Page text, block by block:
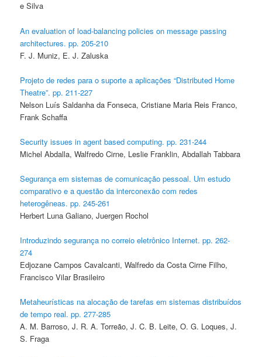
e Silva
An evaluation of load-balancing policies on message passing
architectures. pp. 205-210
F. J. Muniz, E. J. Zaluska
Projeto de redes para o suporte a aplicações “Distributed Home
Theatre”. pp. 211-227
Nelson Luís Saldanha da Fonseca, Cristiane Maria Reis Franco,
Frank Schaffa
Security issues in agent based computing. pp. 231-244
Michel Abdalla, Walfredo Cirne, Leslie Franklin, Abdallah Tabbara
Segurança em sistemas de comunicação pessoal. Um estudo
comparativo e a questão da interconexão com redes
heterogêneas. pp. 245-261
Herbert Luna Galiano, Juergen Rochol
Introduzindo segurança no correio eletrônico Internet. pp. 262-
274
Edjozane Campos Cavalcanti, Walfredo da Costa Cirne Filho,
Francisco Vilar Brasileiro
Metaheurísticas na alocação de tarefas em sistemas distribuídos
de tempo real. pp. 277-285
A. M. Barroso, J. R. A. Torreão, J. C. B. Leite, O. G. Loques, J.
S. Fraga